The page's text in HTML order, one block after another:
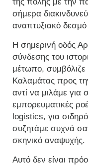
σήμερα
αναπτυξιακό
Η σημερινή οδός
σύνδεσης του
μέτωπο, συμβόλιζε
Καλαμάτας προς
αντί να μιλάμε για
εμπορευματικές
logistics, για
συζητάμε συχνά
σκηνικό αναψυχής.
Αυτό δεν είναι